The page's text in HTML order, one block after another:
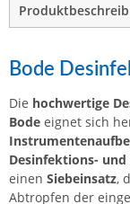
Bode
Die hochwertige
Bode eignet sich
Desinfektions- und
einen Siebeinsatz,
Abtropfen der